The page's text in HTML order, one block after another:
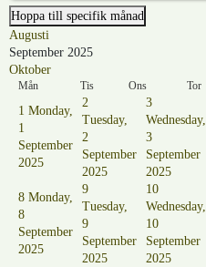
Hoppa till specifik månad
Augusti
September 2025
Oktober
Mån Tis Ons Tor
1 Monday,
1
September
2025
2
Tuesday,
2
September
2025
3
Wednesday,
3
September
2025
8 Monday,
8
September
2025
9
Tuesday,
9
September
2025
10
Wednesday,
10
September
2025